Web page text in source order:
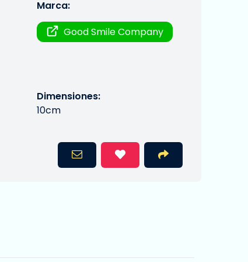
Marca:
Good Smile Company
Dimensiones:
10cm